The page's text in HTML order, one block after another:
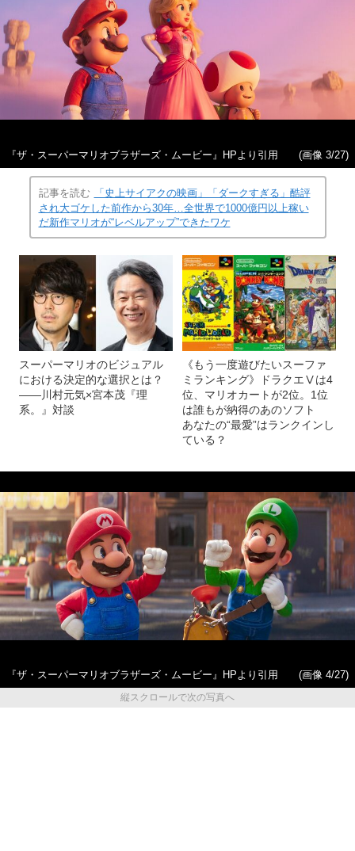
『ザ・スーパーマリオブラザーズ・ムービー』HPより引用 (画像 3/27)
記事を読む
「史上サイアクの映画」「ダークすぎる」酷評
され大ゴケした前作から30年…全世界で1000億円以上稼い
だ新作マリオが“レベルアップ”できたワケ
スーパーマリオのビジュアル
における決定的な選択とは？
――川村元気×宮本茂『理
系。』対談
《もう一度遊びたいスーファ
ミランキング》ドラクエⅤは4
位、マリオカートが2位。1位
は誰もが納得のあのソフト
あなたの“最愛”はランクインし
ている？
『ザ・スーパーマリオブラザーズ・ムービー』HPより引用
(画像 4/27)
縦スクロールで次の写真へ